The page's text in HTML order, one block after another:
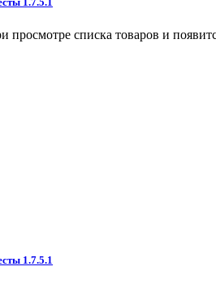
просмотре списка товаров и
1.7.5.1